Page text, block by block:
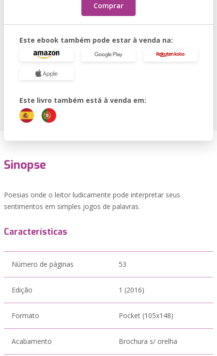
Comprar
Este ebook também pode estar à venda na:
Este livro também está à venda em:
Sinopse
Poesias onde o leitor ludicamente pode interpretar seus
sentimentos em simples jogos de palavras.
Características
Número de páginas 53
Edição 1 (2016)
Formato Pocket (105x148)
Acabamento Brochura s/ orelha